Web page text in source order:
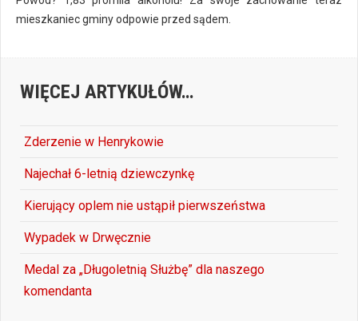
mieszkaniec gminy odpowie przed sądem.
WIĘCEJ ARTYKUŁÓW…
Zderzenie w Henrykowie
Najechał 6-letnią dziewczynkę
Kierujący oplem nie ustąpił pierwszeństwa
Wypadek w Drwęcznie
Medal za „Długoletnią Służbę” dla naszego
komendanta